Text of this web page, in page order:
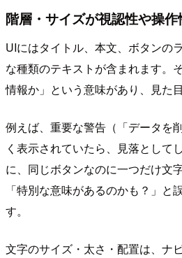
階層・サイズが視認性や操
UIにはタイトル、本文、ボタンの
な種類のテキストが含まれます。
情報か」という意味があり、見た
例えば、重要な警告（「データを
く表示されていたら、見落として
に、同じボタンなのに一つだけ文
「特別な意味があるのかも？」と
す。
文字のサイズ・太さ・配置は、ナ